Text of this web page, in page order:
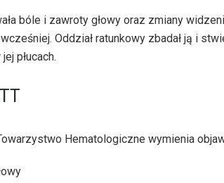
bóle i zawroty głowy oraz zmiany
Oddział ratunkowy zbadał ją i
płucach.
Hematologiczne wymienia